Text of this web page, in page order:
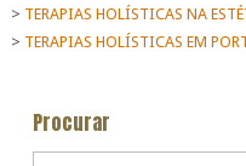
> TERAPIAS HOLÍSTICAS NA
> TERAPIAS HOLÍSTICAS EM
Procurar